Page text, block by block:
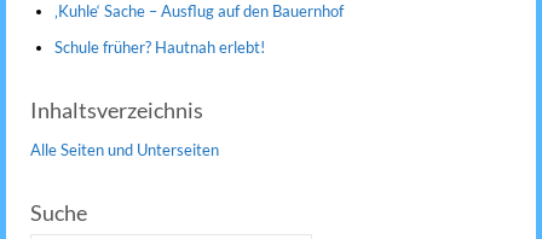
‚Kuhle‘ Sache – Ausflug auf den Bauernhof
Schule früher? Hautnah erlebt!
Inhaltsverzeichnis
Alle Seiten und Unterseiten
Suche